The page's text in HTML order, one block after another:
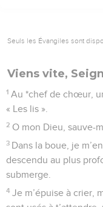
Seuls les Évangiles sont
Viens vite,
1 Au *chef de chœur,
« Les lis ».
2 O mon Dieu, sauve-
3 Dans la boue, je
descendu au plus
submerge.
4 Je m’épuise à crier,